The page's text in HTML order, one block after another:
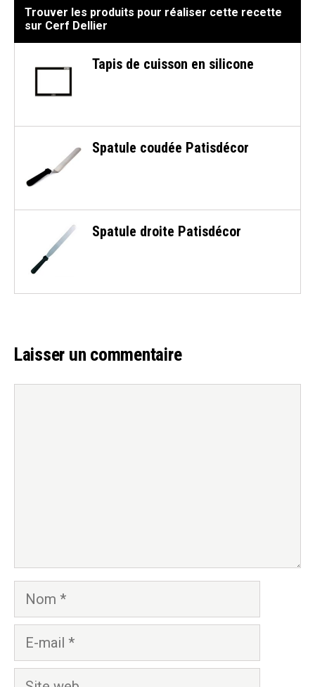
Trouver les produits pour réaliser cette recette
sur Cerf Dellier
Tapis de cuisson en silicone
Spatule coudée Patisdécor
Spatule droite Patisdécor
Laisser un commentaire
Nom
Site